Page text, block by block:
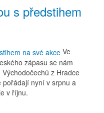
s předstihem
Ve
zápasu se nám
z Hradce
pořádají nyní v srpnu a
v říjnu.